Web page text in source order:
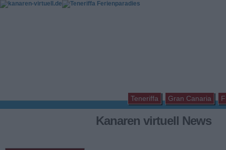
Teneriffa Gran Canaria
Kanaren virtuell News